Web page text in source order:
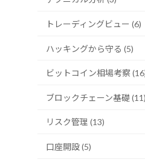
トレーディングビュー (6)
ハッキングから守る (5)
ビットコイン相場考察
ブロックチェーン基礎 (11)
リスク管理 (13)
口座開設 (5)